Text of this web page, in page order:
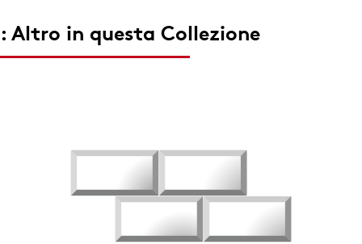
: Altro in questa Collezione